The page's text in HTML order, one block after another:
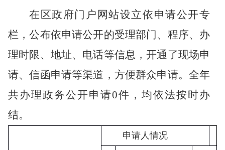
在区政府门户网站设立依申请公开专
栏，公布依申请公开的受理部门、程序、办
理时限、地址、电话等信息，开通了现场申
请、信函申请等渠道，方便群众申请。全年
共办理政务公开申请0件，均依法按时办
结。
申请人情况